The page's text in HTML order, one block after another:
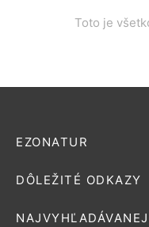
Toto je
EZONATUR
DÔLEŽITÉ ODKAZY